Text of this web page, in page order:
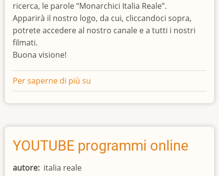
ricerca, le parole “Monarchici Italia Reale”.
Apparirà il nostro logo, da cui, cliccandoci sopra,
potrete accedere al nostro canale e a tutti i nostri
filmati.
Buona visione!
Per saperne di più su
ON
LINE
YOUTUBE programmi online
autore italia reale